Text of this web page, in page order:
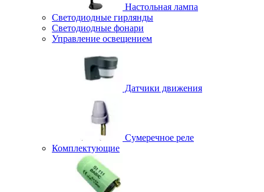
Настольная лампа
Светодиодные гирлянды
Светодиодные фонари
Управление освещением
Датчики движения
Сумеречное реле
Комплектующие